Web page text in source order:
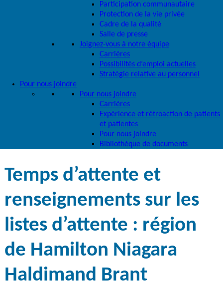
Participation communautaire
Protection de la vie privée
Cadre de la qualité
Salle de presse
Joignez-vous à notre équipe
Carrières
Possibilités d’emploi actuelles
Stratégie relative au personnel
Pour nous joindre
Pour nous joindre
Carrières
Expérience et rétroaction de patients
et patientes
Pour nous joindre
Bibliothèque de documents
Temps d’attente et
renseignements sur les
listes d’attente : région
de Hamilton Niagara
Haldimand Brant